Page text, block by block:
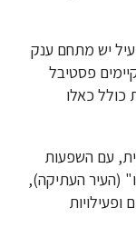
יש מתחם ענק
פסטיבל
כולל כאלו
עם השפעות
(העיר העתיקה),
ופעילויות